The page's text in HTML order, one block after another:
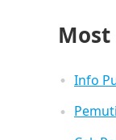
Most
Info